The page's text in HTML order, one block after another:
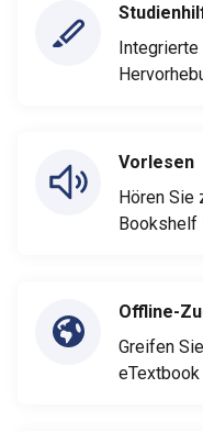
Vorlesen
Hören Sie
Bookshelf
Offline-
Greifen